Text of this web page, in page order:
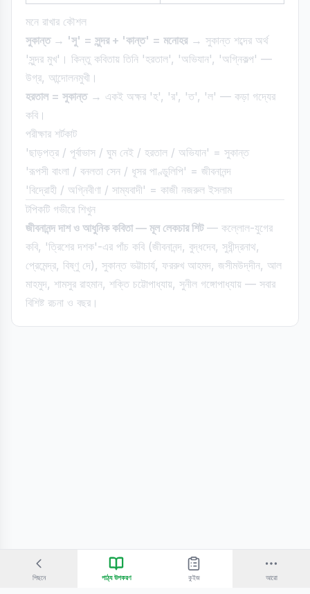
মনে রাখার কৌশল
সুকান্ত → 'সু' = সুন্দর + 'কান্ত' = মনোহর→ সুকান্ত শব্দের অর্থ
'সুন্দর মুখ'। কিন্তু কবিতায় তিনি 'হরতাল', 'অভিযান', 'অগ্নিকল্প' —
উগ্র, আন্দোলনমুখী।
হরতাল = সুকান্ত→ একই অক্ষর 'হ', 'র', 'ত', 'ল' — কড়া গদ্যের
কবি।
পরীক্ষার শর্টকাট
'ছাড়পত্র / পূর্বাভাস / ঘুম নেই / হরতাল / অভিযান' = সুকান্ত
'রূপসী বাংলা / বনলতা সেন / ধূসর পাণ্ডুলিপি' = জীবনানন্দ
'বিদ্রোহী / অগ্নিবীণা / সাম্যবাদী' = কাজী নজরুল ইসলাম
টপিকটি গভীরে শিখুন
জীবনানন্দ দাশ ও আধুনিক কবিতা — মূল লেকচার শিট— কল্লোল-যুগের
কবি, 'ত্রিশের দশক'-এর পাঁচ কবি (জীবনানন্দ, বুদ্ধদেব, সুধীন্দ্রনাথ,
প্রেমেন্দ্র, বিষ্ণু দে), সুকান্ত ভট্টাচার্য, ফররুখ আহমদ, জসীমউদ্‌দীন, আল
মাহমুদ, শামসুর রাহমান, শক্তি চট্টোপাধ্যায়, সুনীল গঙ্গোপাধ্যায় — সবার
বিশিষ্ট রচনা ও বছর।
পিছনে পাঠ্য উপকরণ কুইজ আরো